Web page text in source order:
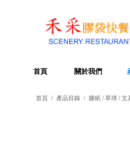
首頁 關於我們
首頁 / 產品目錄 / 膠紙 / 草球 / 文